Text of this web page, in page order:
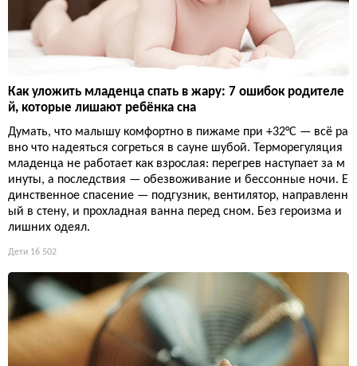
Как уложить младенца спать в жару: 7 ошибок родителе
й, которые лишают ребёнка сна
Думать, что малышу комфортно в пижаме при +32°C — всё ра
вно что надеяться согреться в сауне шубой. Терморегуляция
младенца не работает как взрослая: перегрев наступает за м
инуты, а последствия — обезвоживание и бессонные ночи. Е
динственное спасение — подгузник, вентилятор, направленн
ый в стену, и прохладная ванна перед сном. Без героизма и
лишних одеял.
Дети 16 502